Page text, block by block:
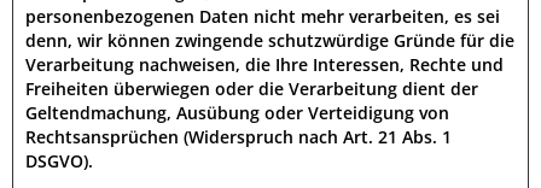
personenbezogenen Daten nicht mehr verarbeiten, es sei
denn, wir können zwingende schutzwürdige Gründe für die
Verarbeitung nachweisen, die Ihre Interessen, Rechte und
Freiheiten überwiegen oder die Verarbeitung dient der
Geltendmachung, Ausübung oder Verteidigung von
Rechtsansprüchen (Widerspruch nach Art. 21 Abs. 1
DSGVO).